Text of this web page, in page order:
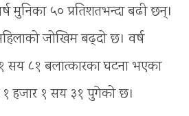
मुनिका ५० प्रतिशतभन्दा बढी छन्।
जोखिम बढ्दो छ। वर्ष
८१ बलात्कारका घटना भएका
हजार १ सय ३१ पुगेको छ।